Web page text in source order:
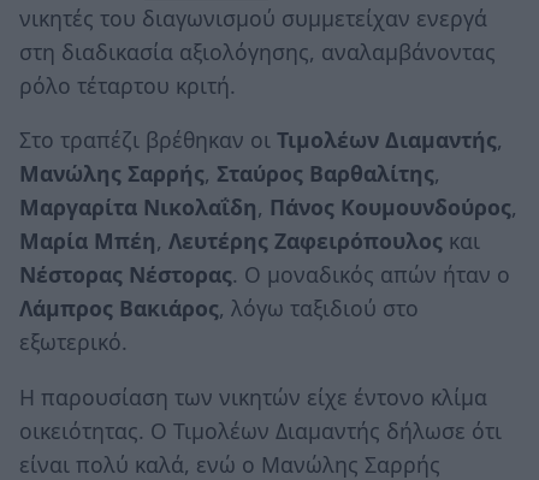
νικητές του διαγωνισμού συμμετείχαν ενεργά
στη διαδικασία αξιολόγησης, αναλαμβάνοντας
ρόλο τέταρτου κριτή.
Στο τραπέζι βρέθηκαν οι Τιμολέων Διαμαντής,
Μανώλης Σαρρής, Σταύρος Βαρθαλίτης,
Μαργαρίτα Νικολαΐδη, Πάνος Κουμουνδούρος,
Μαρία Μπέη, Λευτέρης Ζαφειρόπουλος και
Νέστορας Νέστορας. Ο μοναδικός απών ήταν ο
Λάμπρος Βακιάρος, λόγω ταξιδιού στο
εξωτερικό.
Η παρουσίαση των νικητών είχε έντονο κλίμα
οικειότητας. Ο Τιμολέων Διαμαντής δήλωσε ότι
είναι πολύ καλά, ενώ ο Μανώλης Σαρρής